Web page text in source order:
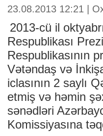
23.08.2013 12:21 |
2013-cü il
Respublikası
Respublikasının
Vətəndaş və
iclasının 2 saylı
etmiş və həmin
sənədləri
Komissiyasına